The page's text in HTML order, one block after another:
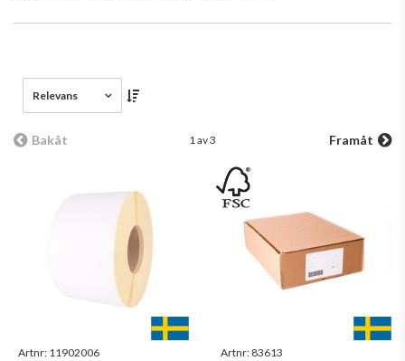
Relevans
Bakåt 1 av 3 Framåt
Artnr: 11902006 Artnr: 83613